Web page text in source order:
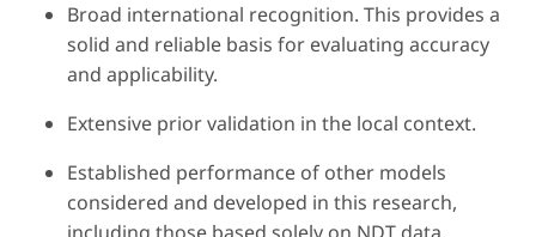
Broad international recognition. This provides a
solid and reliable basis for evaluating accuracy
and applicability.
Extensive prior validation in the local context.
Established performance of other models
considered and developed in this research,